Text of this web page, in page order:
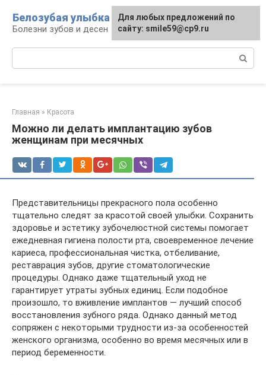
контенту
Белозубая улыбка
Болезни зубов и десен
Главная » Красота
Можно ли делать имплантацию зубов
женщинам при месячных
Представительницы прекрасного пола особенно
тщательно следят за красотой своей улыбки. Сохранить
здоровье и эстетику зубочелюстной системы помогает
ежедневная гигиена полости рта, своевременное лечение
кариеса, профессиональная чистка, отбеливание,
реставрация зубов, другие стоматологические
процедуры. Однако даже тщательный уход не
гарантирует утраты зубных единиц. Если подобное
произошло, то вживление имплантов — лучший способ
восстановления зубного ряда. Однако данный метод
сопряжен с некоторыми трудности из-за особенностей
женского организма, особенно во время месячных или в
период беременности.
Для любых предложений по
сайту: smile59@cp9.ru